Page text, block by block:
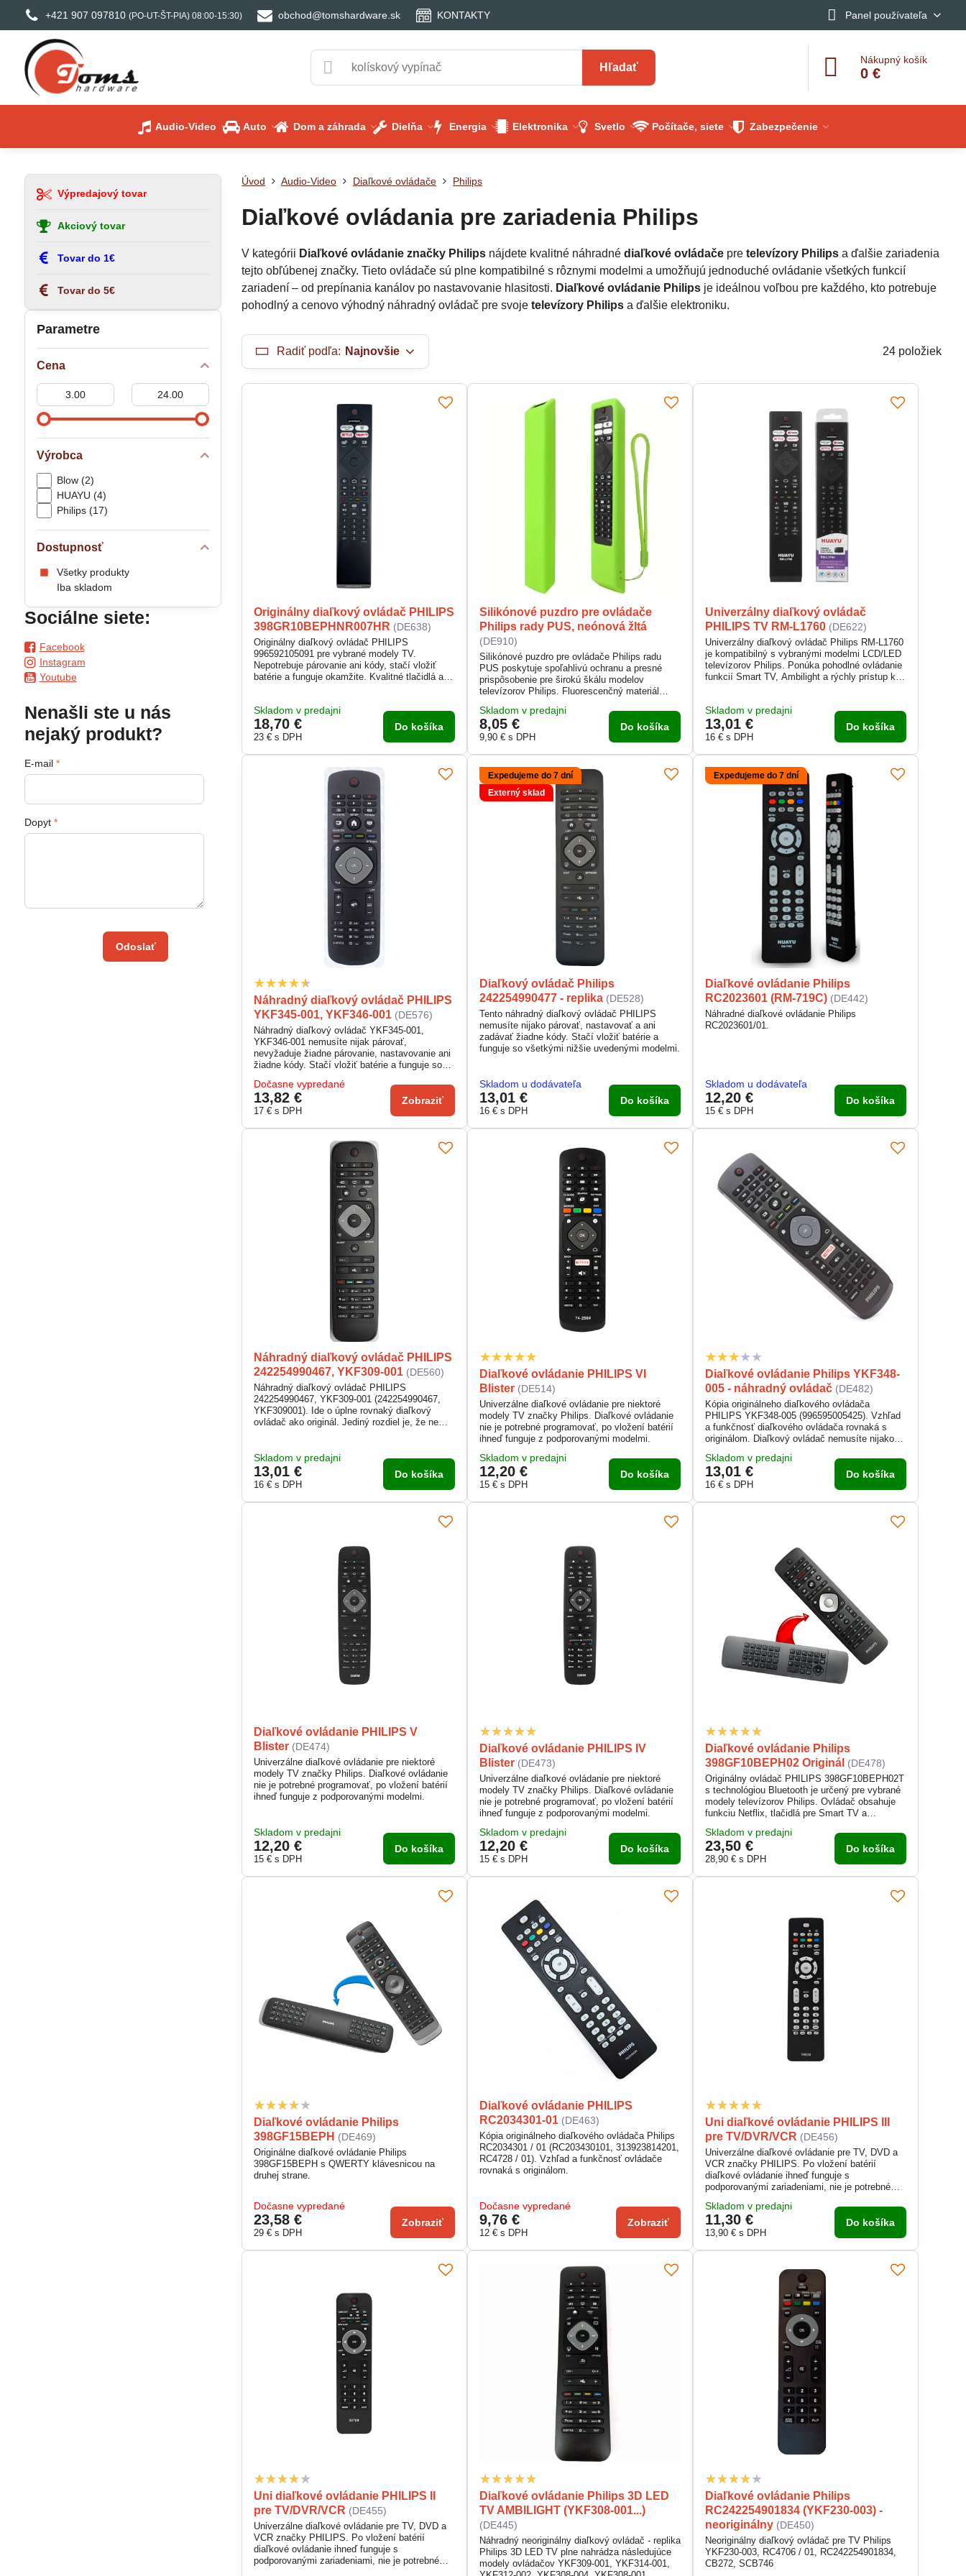
+421 907 097810 (PO-UT-ŠT-PIA) 08:00-15:30) obchod@tomshardware.sk KONTAKTY Panel používateľa
Hľadať
Nákupný košík
0 €
Audio-Video Auto Dom a záhrada Dielňa Energia Elektronika Svetlo Počítače, siete Zabezpečenie
Úvod Audio-Video Diaľkové ovládače Philips
Diaľkové ovládania pre zariadenia Philips
V kategórii Diaľkové ovládanie značky Philips nájdete kvalitné náhradnédiaľkové ovládače pretelevízory Philips a ďalšie zariadenia
tejto obľúbenej značky. Tieto ovládače sú plne kompatibilné s rôznymi modelmi a umožňujú jednoduché ovládanie všetkých funkcií
zariadení – od prepínania kanálov po nastavovanie hlasitosti. Diaľkové ovládanie Philips je ideálnou voľbou pre každého, kto potrebuje
pohodlný a cenovo výhodný náhradný ovládač pre svojetelevízory Philips a ďalšie elektroniku.
Radiť podľa: Najnovšie 24 položiek
Originálny diaľkový ovládač PHILIPS
398GR10BEPHNR007HR (DE638)
Originálny diaľkový ovládač PHILIPS
996592105091 pre vybrané modely TV.
Nepotrebuje párovanie ani kódy, stačí vložiť
batérie a funguje okamžite. Kvalitné tlačidlá a
Skladom v predajni
18,70 €
23 €s DPH
Do košíka
Silikónové puzdro pre ovládače
Philips rady PUS, neónová žltá
(DE910)
Silikónové puzdro pre ovládače Philips radu
PUS poskytuje spoľahlivú ochranu a presné
prispôsobenie pre širokú škálu modelov
televízorov Philips. Fluorescenčný materiál
noci. Kryt má presné výrezy na všetky tlačidlá
a porty a chráni ovládač pred nárazmi a
pošmyknutím. Súčasťou balenia je aj praktická
Skladom v predajni
8,05 €
9,90 €s DPH
Do košíka
Univerzálny diaľkový ovládač
PHILIPS TV RM-L1760 (DE622)
Univerzálny diaľkový ovládač Philips RM-L1760
je kompatibilný s vybranými modelmi LCD/LED
televízorov Philips. Ponúka pohodlné ovládanie
funkcií Smart TV, Ambilight a rýchly prístup k
ovládač je pripravený na použitie – bez nutnosti
ďalšieho nastavovania.
Skladom v predajni
13,01 €
16 €s DPH
Do košíka
Náhradný diaľkový ovládač PHILIPS
YKF345-001, YKF346-001 (DE576)
Náhradný diaľkový ovládač YKF345-001,
YKF346-001 nemusíte nijak párovať,
nevyžaduje žiadne párovanie, nastavovanie ani
žiadne kódy. Stačí vložiť batérie a funguje so
Dočasne vypredané
13,82 €
17 €s DPH
Zobraziť
Expedujeme do 7 dní
Externý sklad
Diaľkový ovládač Philips
242254990477 - replika (DE528)
Tento náhradný diaľkový ovládač PHILIPS
nemusíte nijako párovať, nastavovať a ani
zadávať žiadne kódy. Stačí vložiť batérie a
funguje so všetkými nižšie uvedenými modelmi.
Skladom u dodávateľa
13,01 €
16 €s DPH
Do košíka
Expedujeme do 7 dní
Diaľkové ovládanie Philips
RC2023601 (RM-719C) (DE442)
Náhradné diaľkové ovládanie Philips
RC2023601/01.
Skladom u dodávateľa
12,20 €
15 €s DPH
Do košíka
Náhradný diaľkový ovládač PHILIPS
242254990467, YKF309-001 (DE560)
Náhradný diaľkový ovládač PHILIPS
242254990467, YKF309-001 (242254990467,
YKF309001). Ide o úplne rovnaký diaľkový
ovládač ako originál. Jediný rozdiel je, že nemá
Skladom v predajni
13,01 €
16 €s DPH
Do košíka
Diaľkové ovládanie PHILIPS VI
Blister (DE514)
Univerzálne diaľkové ovládanie pre niektoré
modely TV značky Philips. Diaľkové ovládanie
nie je potrebné programovať, po vložení batérií
ihneď funguje z podporovanými modelmi.
Skladom v predajni
12,20 €
15 €s DPH
Do košíka
Diaľkové ovládanie Philips YKF348-
005 - náhradný ovládač (DE482)
Kópia originálneho diaľkového ovládača
PHILIPS YKF348-005 (996595005425). Vzhľad
a funkčnosť diaľkového ovládača rovnaká s
originálom. Diaľkový ovládač nemusíte nijako
okamžite funguje.
Skladom v predajni
13,01 €
16 €s DPH
Do košíka
Diaľkové ovládanie PHILIPS V
Blister (DE474)
Univerzálne diaľkové ovládanie pre niektoré
modely TV značky Philips. Diaľkové ovládanie
nie je potrebné programovať, po vložení batérií
ihneď funguje z podporovanými modelmi.
Skladom v predajni
12,20 €
15 €s DPH
Do košíka
Diaľkové ovládanie PHILIPS IV
Blister (DE473)
Univerzálne diaľkové ovládanie pre niektoré
modely TV značky Philips. Diaľkové ovládanie
nie je potrebné programovať, po vložení batérií
ihneď funguje z podporovanými modelmi.
Skladom v predajni
12,20 €
15 €s DPH
Do košíka
Diaľkové ovládanie Philips
398GF10BEPH02 Originál (DE478)
Originálny ovládač PHILIPS 398GF10BEPH02T
s technológiou Bluetooth je určený pre vybrané
modely televízorov Philips. Ovládač obsahuje
funkciu Netflix, tlačidlá pre Smart TV a
pohodlné zadávanie textu.
Skladom v predajni
23,50 €
28,90 €s DPH
Do košíka
Diaľkové ovládanie Philips
398GF15BEPH (DE469)
Originálne diaľkové ovládanie Philips
398GF15BEPH s QWERTY klávesnicou na
druhej strane.
Dočasne vypredané
23,58 €
29 €s DPH
Zobraziť
Diaľkové ovládanie PHILIPS
RC2034301-01 (DE463)
Kópia originálneho diaľkového ovládača Philips
RC2034301 / 01 (RC203430101, 313923814201,
RC4728 / 01). Vzhľad a funkčnosť ovládače
rovnaká s originálom.
Dočasne vypredané
9,76 €
12 €s DPH
Zobraziť
Uni diaľkové ovládanie PHILIPS III
pre TV/DVR/VCR (DE456)
Univerzálne diaľkové ovládanie pre TV, DVD a
VCR značky PHILIPS. Po vložení batérií
diaľkové ovládanie ihneď funguje s
podporovanými zariadeniami, nie je potrebné
je v tabuľke nižšie.
Skladom v predajni
11,30 €
13,90 €s DPH
Do košíka
Uni diaľkové ovládanie PHILIPS II
pre TV/DVR/VCR (DE455)
Univerzálne diaľkové ovládanie pre TV, DVD a
VCR značky PHILIPS. Po vložení batérií
diaľkové ovládanie ihneď funguje s
podporovanými zariadeniami, nie je potrebné
Diaľkové ovládanie Philips 3D LED
TV AMBILIGHT (YKF308-001...)
(DE445)
Náhradný neoriginálny diaľkový ovládač - replika
Philips 3D LED TV plne nahrádza následujúce
modely ovládačov YKF309-001, YKF314-001,
Diaľkové ovládanie Philips
RC242254901834 (YKF230-003) -
neoriginálny (DE450)
Neoriginálny diaľkový ovládač pre TV Philips
YKF230-003, RC4706 / 01, RC242254901834,
CB272, SCB746
Parametre
Cena
Od: Do:
Výrobca
Blow (2)
HUAYU (4)
Philips (17)
Dostupnosť
Všetky produkty
Iba skladom
Výpredajový tovar
Akciový tovar
Tovar do 1€
Tovar do 5€
Sociálne siete:
Facebook
Instagram
Youtube
Nenašli ste u nás
nejaký produkt?
E-mail *
Dopyt *
Odoslať